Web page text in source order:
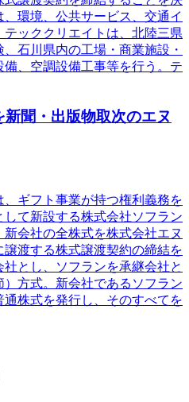
環境、公共サービス、交通イ
ッククリエイトは、北陸三県
石川県内の工場・商業施設・
、空調設備工事等を行う。テ
聞・出版物取次のエヌ
ギフト事業が持つ権利義務を
て新設する株式会社ソフラン
新会社の全株式を株式会社エヌ
渡する株式譲渡契約の締結を
とし、ソフランを承継会社と
方式。新会社であるソフラン
株式を発行し、そのすべてを